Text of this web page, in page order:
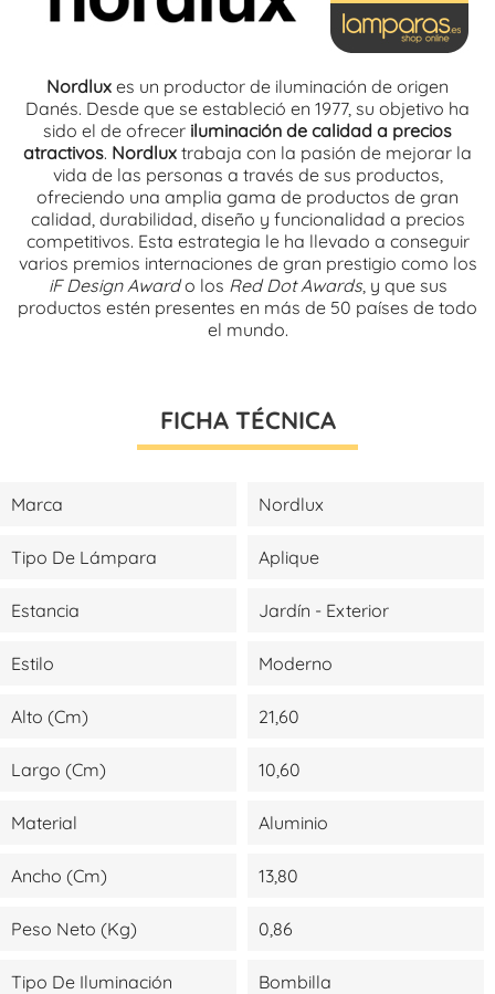
Nordlux es un productor de iluminación de origen
Danés. Desde que se estableció en 1977, su objetivo ha
sido el de ofrecer iluminación de calidad a precios
atractivos. Nordlux trabaja con la pasión de mejorar la
vida de las personas a través de sus productos,
ofreciendo una amplia gama de productos de gran
calidad, durabilidad, diseño y funcionalidad a precios
competitivos. Esta estrategia le ha llevado a conseguir
varios premios internaciones de gran prestigio como los
iF Design Awardo los Red Dot Awards, y que sus
productos estén presentes en más de 50 países de todo
el mundo.
FICHA TÉCNICA
Marca Nordlux
Tipo De Lámpara Aplique
Estancia Jardín - Exterior
Estilo Moderno
Alto (cm) 21,60
Largo (cm) 10,60
Material Aluminio
Ancho (cm) 13,80
Peso Neto (kg) 0,86
Tipo De Iluminación Bombilla